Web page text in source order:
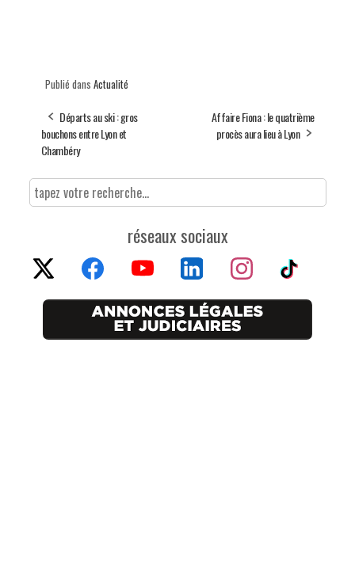
Publié dans Actualité
Départs au ski : gros
bouchons entre Lyon et
Chambéry
Affaire Fiona : le quatrième
procès aura lieu à Lyon
réseaux sociaux